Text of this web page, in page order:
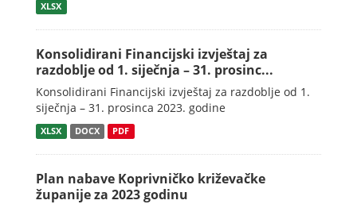
XLSX
Konsolidirani Financijski izvještaj za
razdoblje od 1. siječnja – 31. prosinc...
Konsolidirani Financijski izvještaj za razdoblje od 1.
siječnja – 31. prosinca 2023. godine
XLSX DOCX PDF
Plan nabave Koprivničko križevačke
županije za 2023 godinu